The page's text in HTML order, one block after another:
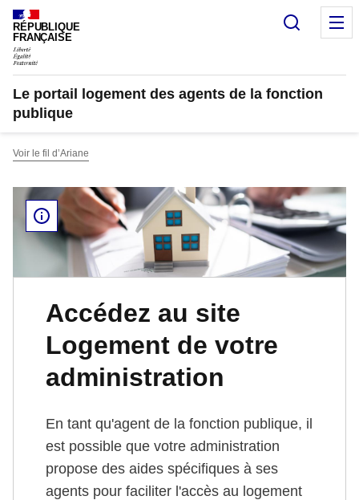
RÉPUBLIQUE
FRANÇAISE
Le portail logement des agents de la fonction
publique
Voir le fil d’Ariane
Accédez au site
Logement de votre
administration
En tant qu'agent de la fonction publique, il
est possible que votre administration
propose des aides spécifiques à ses
agents pour faciliter l'accès au logement